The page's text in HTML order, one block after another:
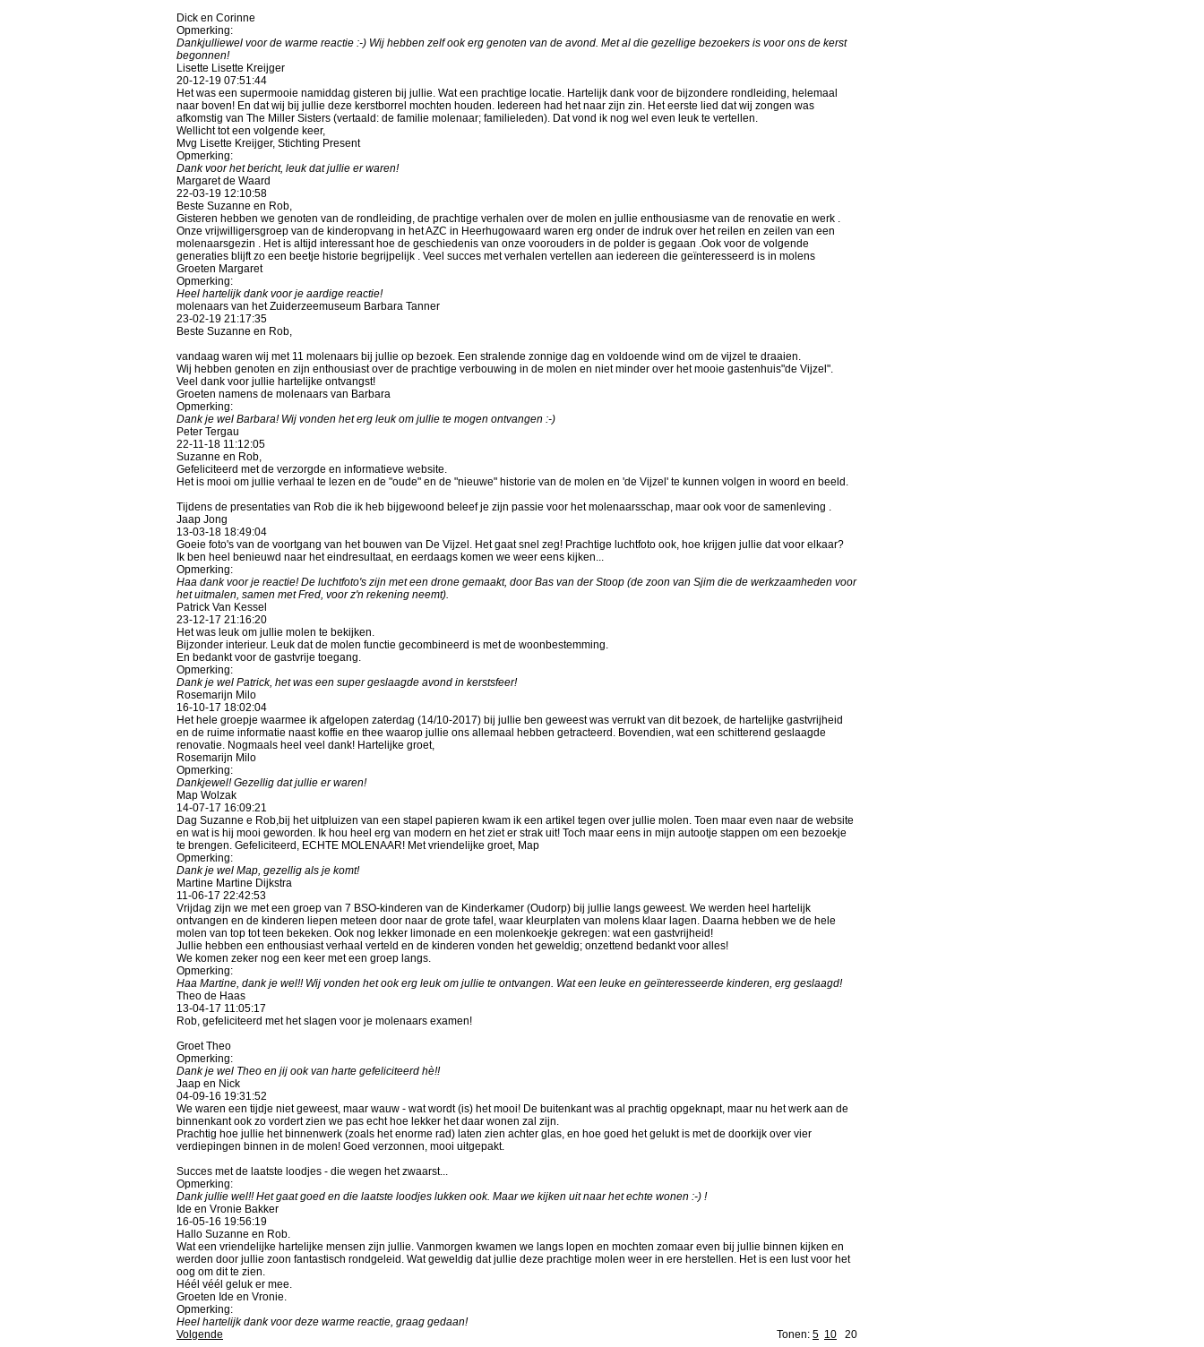
Dick en Corinne
Opmerking:
Dankjulliewel voor de warme reactie :-) Wij hebben zelf ook erg genoten van de avond. Met al die gezellige bezoekers is voor ons de kerst
begonnen!
Lisette Lisette Kreijger
20-12-19 07:51:44
Het was een supermooie namiddag gisteren bij jullie. Wat een prachtige locatie. Hartelijk dank voor de bijzondere rondleiding, helemaal
naar boven! En dat wij bij jullie deze kerstborrel mochten houden. Iedereen had het naar zijn zin. Het eerste lied dat wij zongen was
afkomstig van The Miller Sisters (vertaald: de familie molenaar; familieleden). Dat vond ik nog wel even leuk te vertellen.
Wellicht tot een volgende keer,
Mvg Lisette Kreijger, Stichting Present
Opmerking:
Dank voor het bericht, leuk dat jullie er waren!
Margaret de Waard
22-03-19 12:10:58
Beste Suzanne en Rob,
Gisteren hebben we genoten van de rondleiding, de prachtige verhalen over de molen en jullie enthousiasme van de renovatie en werk .
Onze vrijwilligersgroep van de kinderopvang in het AZC in Heerhugowaard waren erg onder de indruk over het reilen en zeilen van een
molenaarsgezin . Het is altijd interessant hoe de geschiedenis van onze voorouders in de polder is gegaan .Ook voor de volgende
generaties blijft zo een beetje historie begrijpelijk . Veel succes met verhalen vertellen aan iedereen die geïnteresseerd is in molens
Groeten Margaret
Opmerking:
Heel hartelijk dank voor je aardige reactie!
molenaars van het Zuiderzeemuseum Barbara Tanner
23-02-19 21:17:35
Beste Suzanne en Rob,
vandaag waren wij met 11 molenaars bij jullie op bezoek. Een stralende zonnige dag en voldoende wind om de vijzel te draaien.
Wij hebben genoten en zijn enthousiast over de prachtige verbouwing in de molen en niet minder over het mooie gastenhuis"de Vijzel".
Veel dank voor jullie hartelijke ontvangst!
Groeten namens de molenaars van Barbara
Opmerking:
Dank je wel Barbara! Wij vonden het erg leuk om jullie te mogen ontvangen :-)
Peter Tergau
22-11-18 11:12:05
Suzanne en Rob,
Gefeliciteerd met de verzorgde en informatieve website.
Het is mooi om jullie verhaal te lezen en de "oude" en de "nieuwe" historie van de molen en 'de Vijzel' te kunnen volgen in woord en beeld.
Tijdens de presentaties van Rob die ik heb bijgewoond beleef je zijn passie voor het molenaarsschap, maar ook voor de samenleving .
Jaap Jong
13-03-18 18:49:04
Goeie foto's van de voortgang van het bouwen van De Vijzel. Het gaat snel zeg! Prachtige luchtfoto ook, hoe krijgen jullie dat voor elkaar?
Ik ben heel benieuwd naar het eindresultaat, en eerdaags komen we weer eens kijken...
Opmerking:
Haa dank voor je reactie! De luchtfoto's zijn met een drone gemaakt, door Bas van der Stoop (de zoon van Sjim die de werkzaamheden voor
het uitmalen, samen met Fred, voor z'n rekening neemt).
Patrick Van Kessel
23-12-17 21:16:20
Het was leuk om jullie molen te bekijken.
Bijzonder interieur. Leuk dat de molen functie gecombineerd is met de woonbestemming.
En bedankt voor de gastvrije toegang.
Opmerking:
Dank je wel Patrick, het was een super geslaagde avond in kerstsfeer!
Rosemarijn Milo
16-10-17 18:02:04
Het hele groepje waarmee ik afgelopen zaterdag (14/10-2017) bij jullie ben geweest was verrukt van dit bezoek, de hartelijke gastvrijheid
en de ruime informatie naast koffie en thee waarop jullie ons allemaal hebben getracteerd. Bovendien, wat een schitterend geslaagde
renovatie. Nogmaals heel veel dank! Hartelijke groet,
Rosemarijn Milo
Opmerking:
Dankjewel! Gezellig dat jullie er waren!
Map Wolzak
14-07-17 16:09:21
Dag Suzanne e Rob,bij het uitpluizen van een stapel papieren kwam ik een artikel tegen over jullie molen. Toen maar even naar de website
en wat is hij mooi geworden. Ik hou heel erg van modern en het ziet er strak uit! Toch maar eens in mijn autootje stappen om een bezoekje
te brengen. Gefeliciteerd, ECHTE MOLENAAR! Met vriendelijke groet, Map
Opmerking:
Dank je wel Map, gezellig als je komt!
Martine Martine Dijkstra
11-06-17 22:42:53
Vrijdag zijn we met een groep van 7 BSO-kinderen van de Kinderkamer (Oudorp) bij jullie langs geweest. We werden heel hartelijk
ontvangen en de kinderen liepen meteen door naar de grote tafel, waar kleurplaten van molens klaar lagen. Daarna hebben we de hele
molen van top tot teen bekeken. Ook nog lekker limonade en een molenkoekje gekregen: wat een gastvrijheid!
Jullie hebben een enthousiast verhaal verteld en de kinderen vonden het geweldig; onzettend bedankt voor alles!
We komen zeker nog een keer met een groep langs.
Opmerking:
Haa Martine, dank je wel!! Wij vonden het ook erg leuk om jullie te ontvangen. Wat een leuke en geïnteresseerde kinderen, erg geslaagd!
Theo de Haas
13-04-17 11:05:17
Rob, gefeliciteerd met het slagen voor je molenaars examen!
Groet Theo
Opmerking:
Dank je wel Theo en jij ook van harte gefeliciteerd hè!!
Jaap en Nick
04-09-16 19:31:52
We waren een tijdje niet geweest, maar wauw - wat wordt (is) het mooi! De buitenkant was al prachtig opgeknapt, maar nu het werk aan de
binnenkant ook zo vordert zien we pas echt hoe lekker het daar wonen zal zijn.
Prachtig hoe jullie het binnenwerk (zoals het enorme rad) laten zien achter glas, en hoe goed het gelukt is met de doorkijk over vier
verdiepingen binnen in de molen! Goed verzonnen, mooi uitgepakt.
Succes met de laatste loodjes - die wegen het zwaarst...
Opmerking:
Dank jullie wel!! Het gaat goed en die laatste loodjes lukken ook. Maar we kijken uit naar het echte wonen :-) !
Ide en Vronie Bakker
16-05-16 19:56:19
Hallo Suzanne en Rob.
Wat een vriendelijke hartelijke mensen zijn jullie. Vanmorgen kwamen we langs lopen en mochten zomaar even bij jullie binnen kijken en
werden door jullie zoon fantastisch rondgeleid. Wat geweldig dat jullie deze prachtige molen weer in ere herstellen. Het is een lust voor het
oog om dit te zien.
Héél véél geluk er mee.
Groeten Ide en Vronie.
Opmerking:
Heel hartelijk dank voor deze warme reactie, graag gedaan!
Volgende
Tonen: 5 10 20